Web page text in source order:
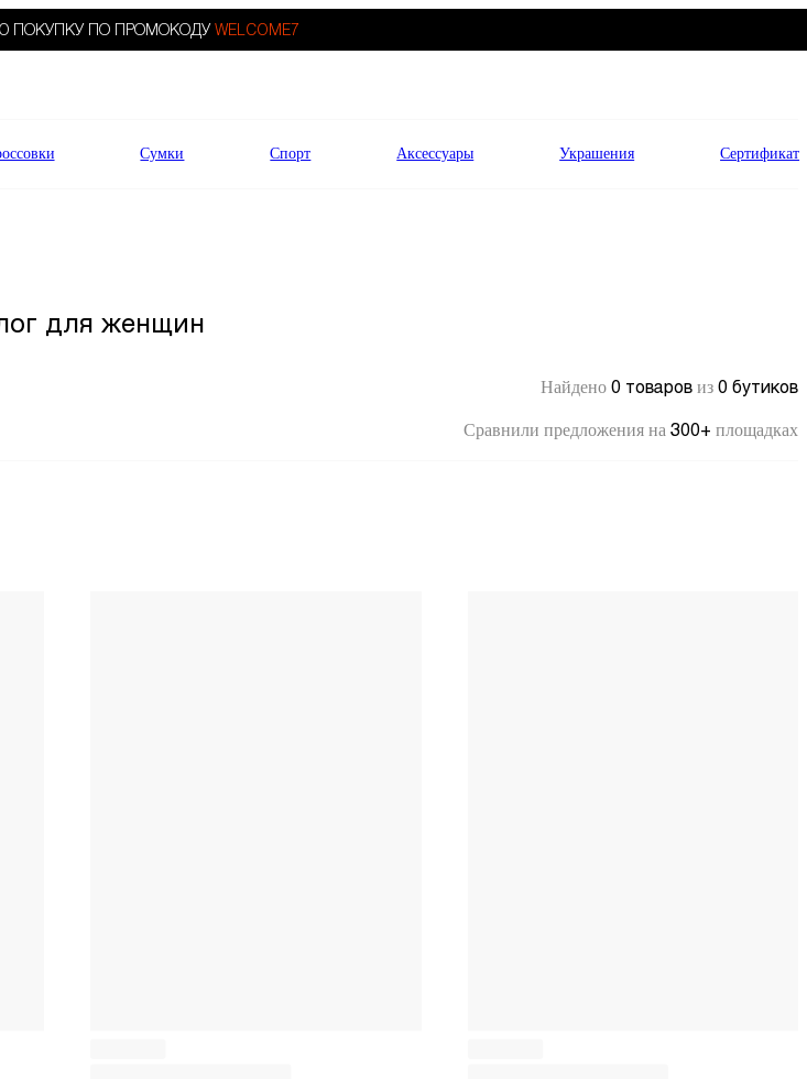
ПОКУПКУ ПО ПРОМОКОДУ WELCOME7
Сумки Спорт Аксессуары Украшения Сертификат
для женщин
Найдено 0 товаров из 0 бутиков
Сравнили предложения на 300+ площадках